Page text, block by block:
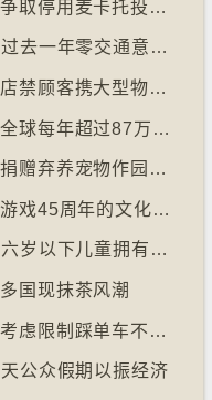
【十万八千里】非洲联盟支持争取停用麦卡托投影法地点
【十万八千里】⁠芬兰赫尔辛基过去一年零交通意外致死个案
【十万八千里】南韩连锁咖啡店禁顾客携大型物品以减少长期占位办公情况
【十万八千里】世卫报告估计全球每年超过87万死亡个案与孤独病有关
【十万八千里】丹麦动物园吁捐赠弃养宠物作园内动物食粮
【十万八千里】「食鬼」电子游戏45周年的文化现象
【十万八千里】⁠澳洲不容许十六岁以下儿童拥有YOUTUBE帐户
国现抹茶风潮
【十万八千里】单车大国荷兰考虑限制踩单车不高于时速廿五公里
公众假期以振经济